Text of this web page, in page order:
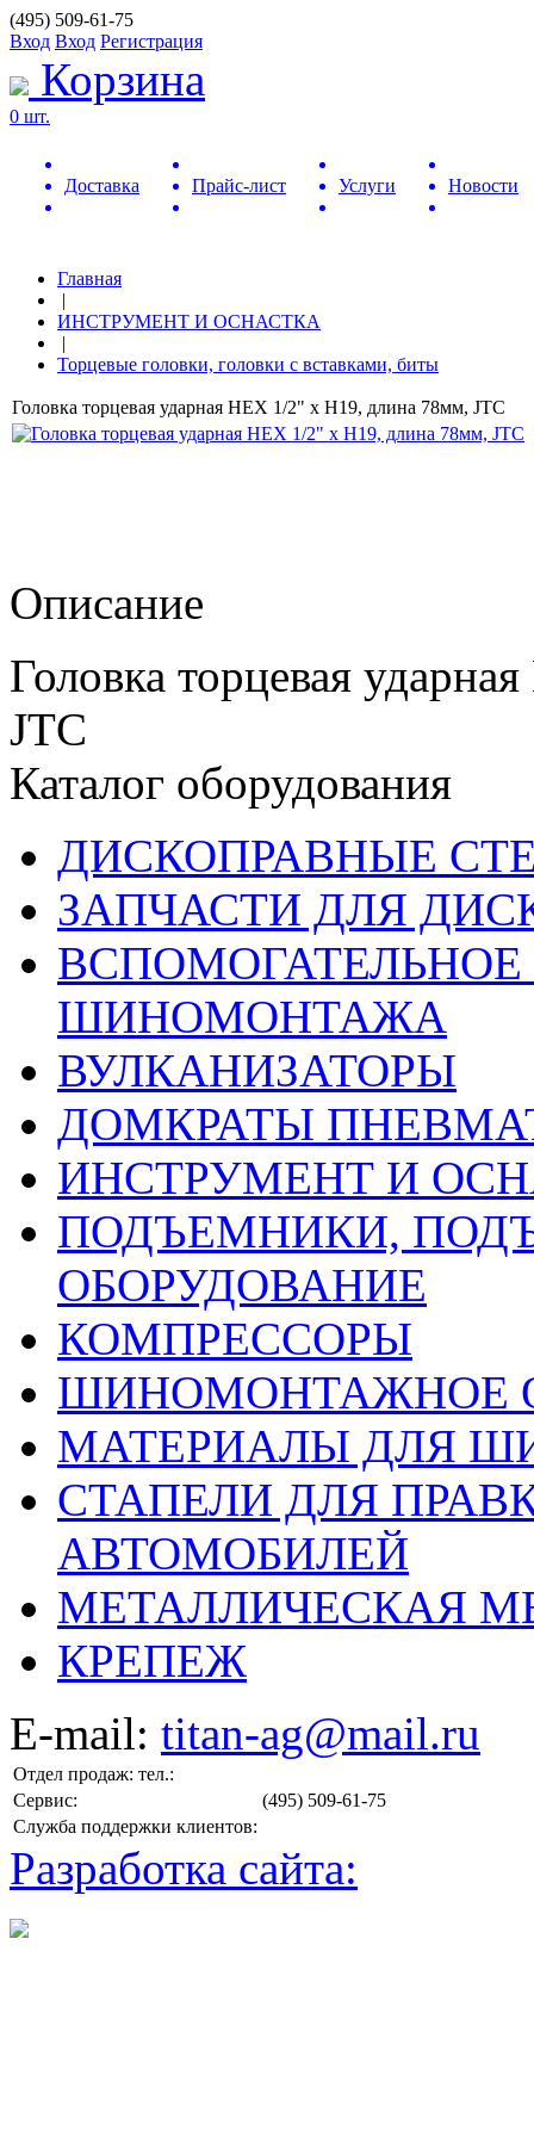
(495) 509-61-75
Вход Вход Регистрация
Корзина
0 шт.
Доставка Прайс-лист Услуги Новости
Главная
|
ИНСТРУМЕНТ И ОСНАСТКА
|
Торцевые головки, головки с вставками, биты
Головка торцевая ударная HEX 1/2" х H19, длина 78мм, JTC
Описание
Головка торцевая
JTC
Каталог оборудования
ДИСКОПРАВНЫЕ
ЗАПЧАСТИ ДЛЯ
ШИНОМОНТАЖА
ВУЛКАНИЗАТОРЫ
ДОМКРАТЫ
ИНСТРУМЕНТ И
ПОДЪЕМНИКИ,
ОБОРУДОВАНИЕ
КОМПРЕССОРЫ
ШИНОМОНТАЖНОЕ
МАТЕРИАЛЫ ДЛЯ
СТАПЕЛИ ДЛЯ
АВТОМОБИЛЕЙ
МЕТАЛЛИЧЕСКАЯ
КРЕПЕЖ
E-mail: titan-ag@mail.ru
Отдел продаж: тел.:
(495) 509-61-75
Сервис:
Служба поддержки клиентов:
Разработка сайта: